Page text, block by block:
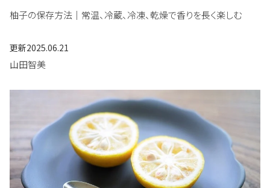
柚子の保存方法｜常温、冷蔵、冷凍、乾燥で香りを長く楽しむ
更新2025.06.21
山田智美